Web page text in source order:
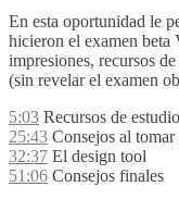
En esta oportunidad le
hicieron el examen
impresiones, recursos
(sin revelar el examen
5:03 Recursos de estudio
25:43 Consejos al tomar
32:37 El design tool
51:06 Consejos finales